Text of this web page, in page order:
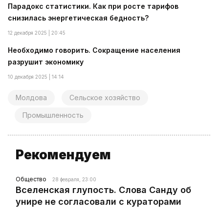
Парадокс статистики. Как при росте тарифов
снизилась энергетическая бедность?
12 декабря 2025 | 20:45
Необходимо говорить. Сокращение населения
разрушит экономику
10 декабря 2025 | 14:14
Молдова Сельское хозяйство
Промышленность
Рекомендуем
Общество 28 февраля, 23:00
Вселенская глупость. Слова Санду об
унире не согласовали с кураторами